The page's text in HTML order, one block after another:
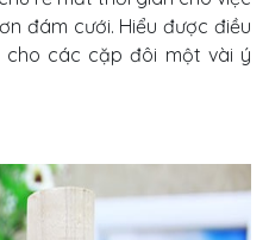
đám cưới. Hiểu được điều
cho các cặp đôi một vài ý